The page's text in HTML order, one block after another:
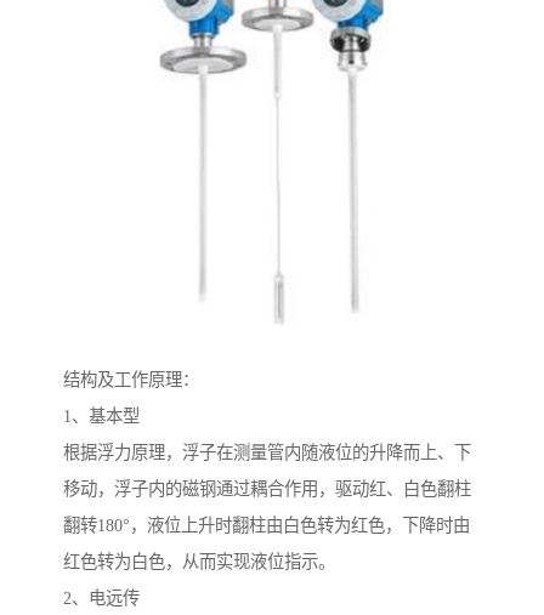
结构及工作原理：
1、基本型
根据浮力原理，浮子在测量管内随液位的升降而上、下
移动，浮子内的磁钢通过耦合作用，驱动红、白色翻柱
翻转180°，液位上升时翻柱由白色转为红色，下降时由
红色转为白色，从而实现液位指示。
2、电远传